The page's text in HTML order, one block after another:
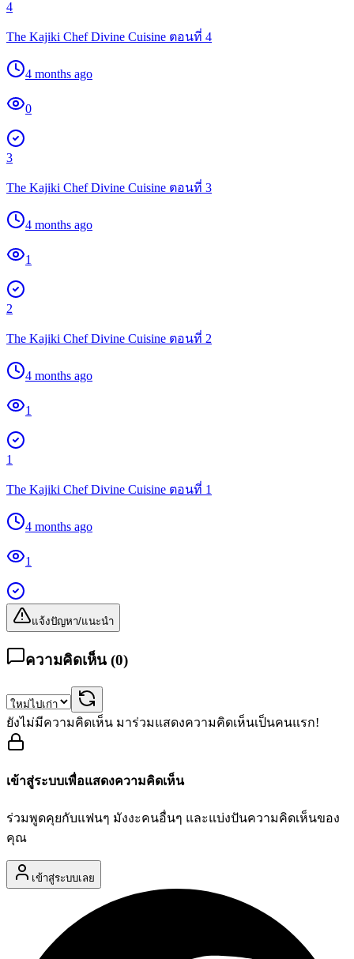
4
The Kajiki Chef Divine Cuisine ตอนที่ 4
4 months ago
0
3
The Kajiki Chef Divine Cuisine ตอนที่ 3
4 months ago
1
2
The Kajiki Chef Divine Cuisine ตอนที่ 2
4 months ago
1
1
The Kajiki Chef Divine Cuisine ตอนที่ 1
4 months ago
1
แจ้งปัญหา/แนะนำ
ความคิดเห็น (0)
ยังไม่มีความคิดเห็น มาร่วมแสดงความคิดเห็นเป็นคนแรก!
เข้าสู่ระบบเพื่อแสดงความคิดเห็น
ร่วมพูดคุยกับแฟนๆ มังงะคนอื่นๆ และแบ่งปันความคิดเห็นของ
คุณ
เข้าสู่ระบบเลย